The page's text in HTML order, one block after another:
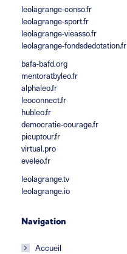
leolagrange-conso.fr
leolagrange-sport.fr
leolagrange-vieasso.fr
leolagrange-fondsdedotation.fr
bafa-bafd.org
mentoratbyleo.fr
alphaleo.fr
leoconnect.fr
hubleo.fr
democratie-courage.fr
picuptour.fr
virtual.pro
eveleo.fr
leolagrange.tv
leolagrange.io
Navigation
Accueil